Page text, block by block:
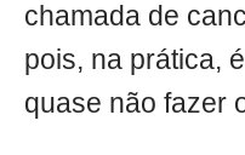
chamada de
pois, na prática,
quase não fazer